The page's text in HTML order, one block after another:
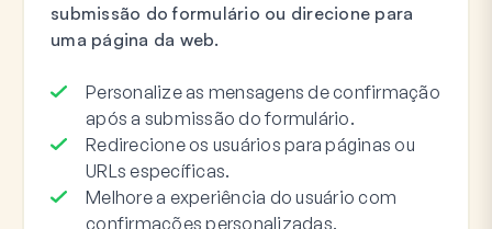
submissão do formulário ou direcione para
uma página da web.
Personalize as mensagens de confirmação
após a submissão do formulário.
Redirecione os usuários para páginas ou
URLs específicas.
Melhore a experiência do usuário com
confirmações personalizadas.